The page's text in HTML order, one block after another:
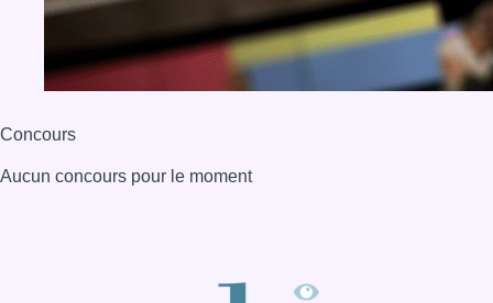
Concours
Aucun concours pour le moment